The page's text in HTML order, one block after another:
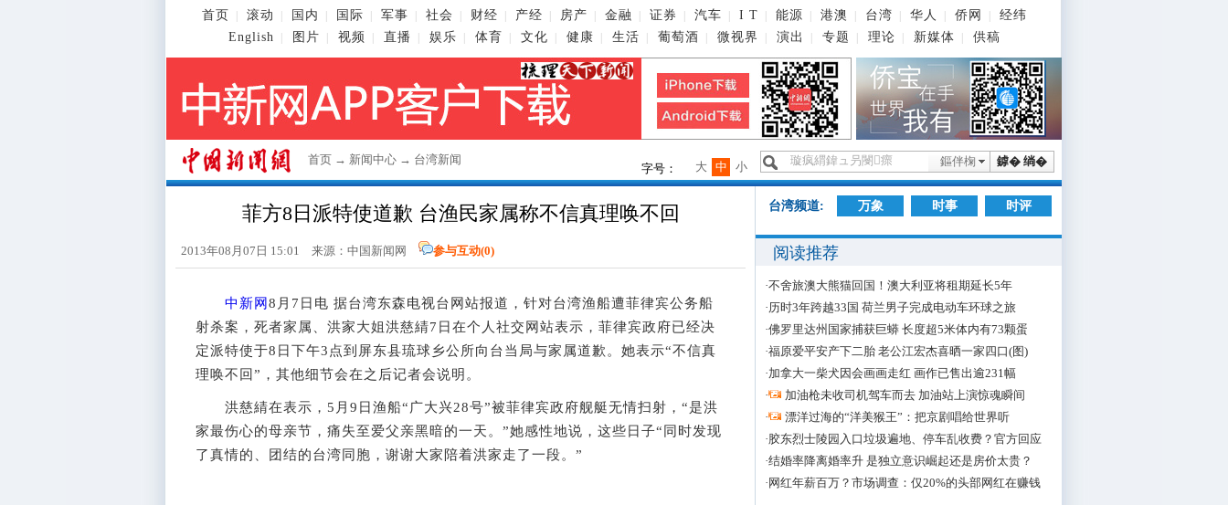
首页 滚动 国内 国际 军事 社会 财经 产经 房产 金融 证券 汽车 I T 能源 港澳 台湾 华人 侨网
经纬
English
图片 视频 直播 娱乐 体育 文化 健康 生活 葡萄酒 微视界 演出 专题 理论 新媒体 供稿
首页 → 新闻中心 → 台湾新闻 鎼� 绱�
鏂伴椈
字号： 小
中
大
菲方8日派特使道歉 台渔民家属称不信真理唤不回
2013年08月07日 15:01 来源： 中国新闻网 参与互动(0)
中新网 8月7日电 据台湾东森电视台网站报道，针对台湾渔船遭菲律宾公务船
射杀案，死者家属、洪家大姐洪慈綪7日在个人社交网站表示，菲律宾政府已经决
定派特使于8日下午3点到屏东县琉球乡公所向台当局与家属道歉。她表示“不信真
理唤不回”，其他细节会在之后记者会说明。
洪慈綪在表示，5月9日渔船“广大兴28号”被菲律宾政府舰艇无情扫射，“是洪
家最伤心的母亲节，痛失至爱父亲黑暗的一天。”她感性地说，这些日子“同时发现
了真情的、团结的台湾同胞，谢谢大家陪着洪家走了一段。”
台湾频道: 万象 时事 时评
阅读推荐
·不舍旅澳大熊猫回国！澳大利亚将租期延长5年
·历时3年跨越33国 荷兰男子完成电动车环球之旅
·佛罗里达州国家捕获巨蟒 长度超5米体内有73颗蛋
·福原爱平安产下二胎 老公江宏杰喜晒一家四口(图)
·加拿大一柴犬因会画画走红 画作已售出逾231幅
·
加油枪未收司机驾车而去 加油站上演惊魂瞬间
·
漂洋过海的“洋美猴王”：把京剧唱给世界听
·胶东烈士陵园入口垃圾遍地、停车乱收费？官方回应
·结婚率降离婚率升 是独立意识崛起还是房价太贵？
· 网红年薪百万？市场调查：仅20%的头部网红在赚钱